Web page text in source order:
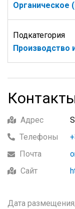
Органическое
Подкатегория
Производство
Адрес
Телефоны
Почта
Сайт
Дата